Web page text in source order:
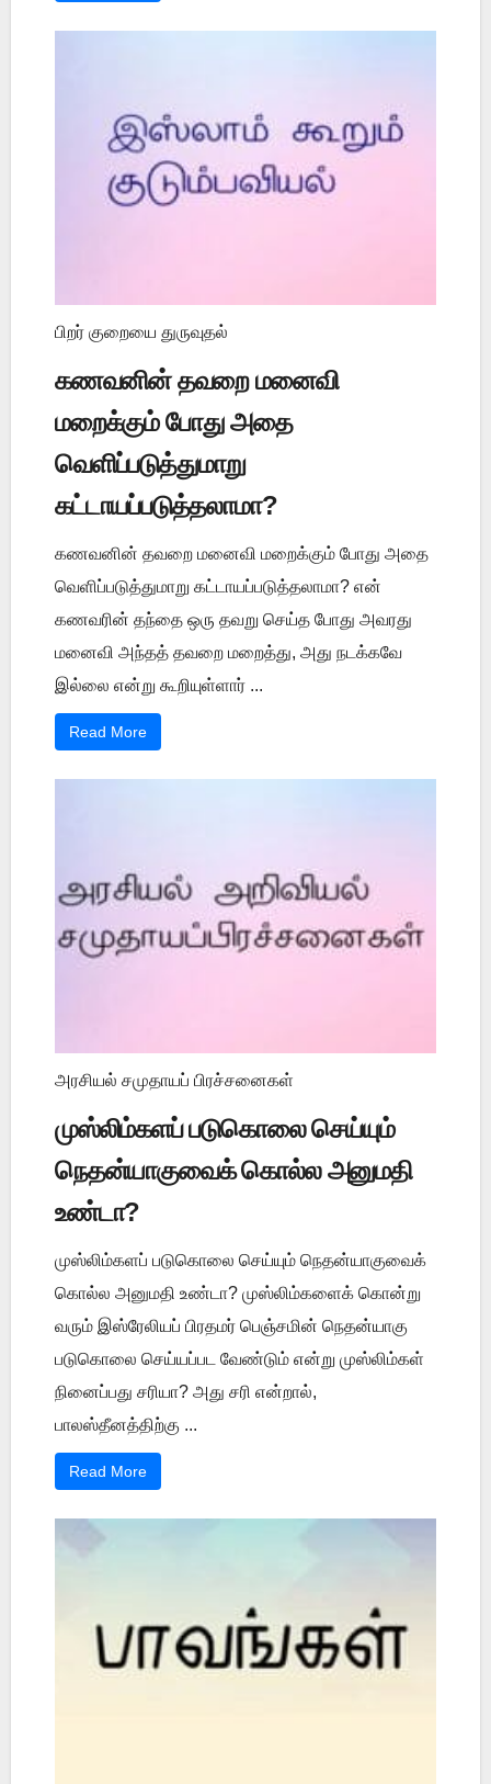
பிறர் குறையை துருவுதல்
கணவனின் தவறை மனைவி
மறைக்கும் போது அதை
வெளிப்படுத்துமாறு
கட்டாயப்படுத்தலாமா?
கணவனின் தவறை மனைவி மறைக்கும் போது அதை
வெளிப்படுத்துமாறு கட்டாயப்படுத்தலாமா? என்
கணவரின் தந்தை ஒரு தவறு செய்த போது அவரது
மனைவி அந்தத் தவறை மறைத்து, அது நடக்கவே
இல்லை என்று கூறியுள்ளார் ...
Read More
அரசியல் சமுதாயப் பிரச்சனைகள்
முஸ்லிம்களப் படுகொலை செய்யும்
நெதன்யாகுவைக் கொல்ல அனுமதி
உண்டா?
முஸ்லிம்களப் படுகொலை செய்யும் நெதன்யாகுவைக்
கொல்ல அனுமதி உண்டா? முஸ்லிம்களைக் கொன்று
வரும் இஸ்ரேலியப் பிரதமர் பெஞ்சமின் நெதன்யாகு
படுகொலை செய்யப்பட வேண்டும் என்று முஸ்லிம்கள்
நினைப்பது சரியா? அது சரி என்றால்,
பாலஸ்தீனத்திற்கு ...
Read More